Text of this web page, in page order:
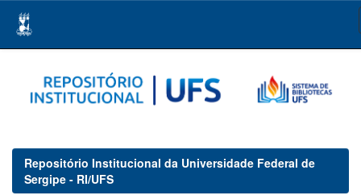
navigation
Repositório Institucional da Universidade Federal de
Sergipe - RI/UFS